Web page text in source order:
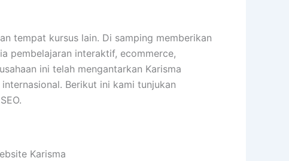
tempat kursus lain. Di samping memberikan
pembelajaran interaktif, ecommerce,
ini telah mengantarkan Karisma
Berikut ini kami tunjukan
Karisma